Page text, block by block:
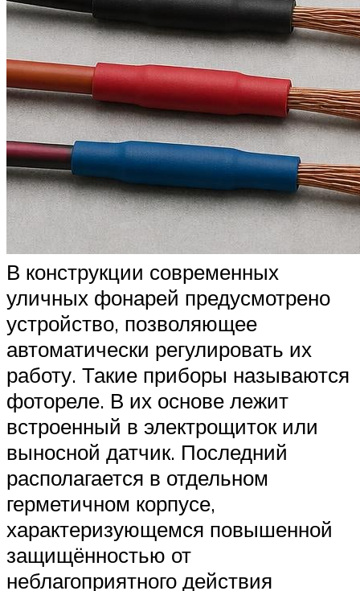
В конструкции современных
уличных фонарей предусмотрено
устройство, позволяющее
автоматически регулировать их
работу. Такие приборы называются
фотореле. В их основе лежит
встроенный в электрощиток или
выносной датчик. Последний
располагается в отдельном
герметичном корпусе,
характеризующемся повышенной
защищённостью от
неблагоприятного действия